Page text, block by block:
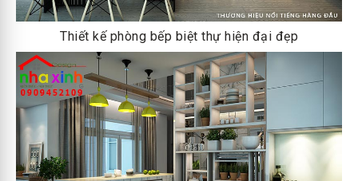
Thiết kế phòng bếp biệt thự hiện đại đẹp